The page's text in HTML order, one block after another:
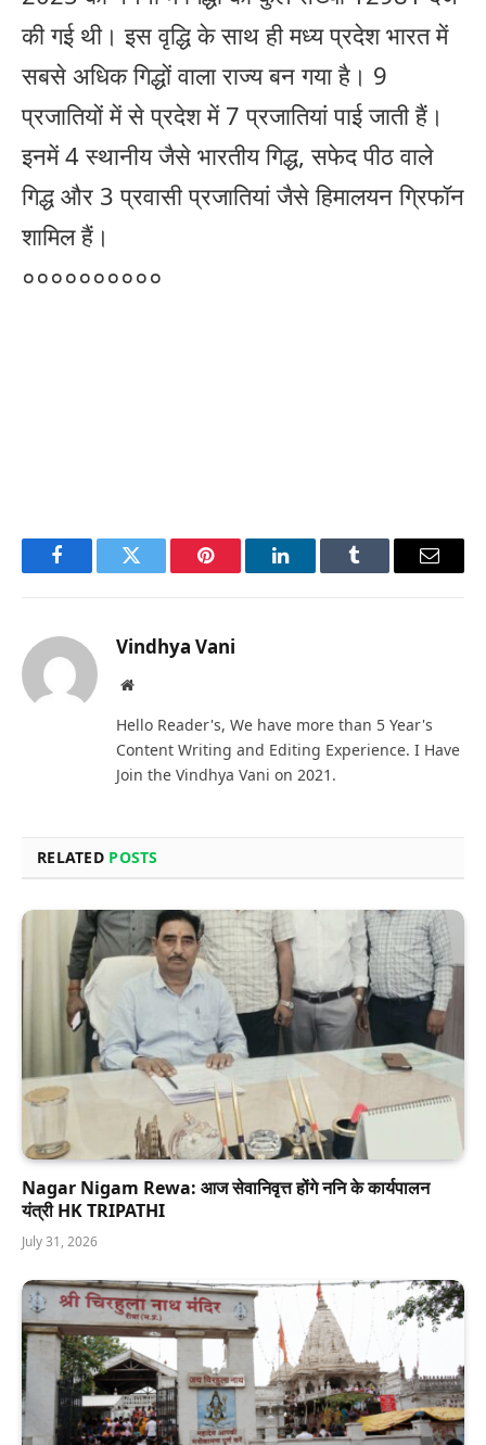
की गई थी। इस वृद्धि के साथ ही मध्य प्रदेश भारत में
सबसे अधिक गिद्धों वाला राज्य बन गया है। 9
प्रजातियों में से प्रदेश में 7 प्रजातियां पाई जाती हैं।
इनमें 4 स्थानीय जैसे भारतीय गिद्ध, सफेद पीठ वाले
गिद्ध और 3 प्रवासी प्रजातियां जैसे हिमालयन ग्रिफॉन
शामिल हैं।
००००००००००
FacebookTwitter Pinterest LinkedInTumblr Email
Vindhya Vani
Website
Hello Reader's, We have more than 5 Year's
Content Writing and Editing Experience. I Have
Join the Vindhya Vani on 2021.
RELATED POSTS
Nagar Nigam Rewa: आज सेवानिवृत्त होंगे ननि के कार्यपालन
यंत्री HK TRIPATHI
July 31, 2026